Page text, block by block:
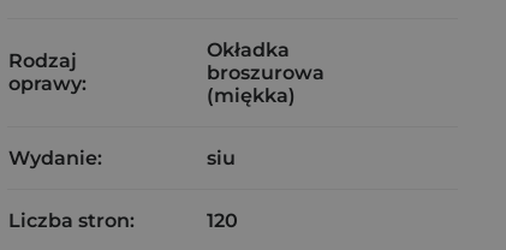
Rodzaj
oprawy:
Okładka
broszurowa
(miękka)
Wydanie: siu
Liczba stron: 120